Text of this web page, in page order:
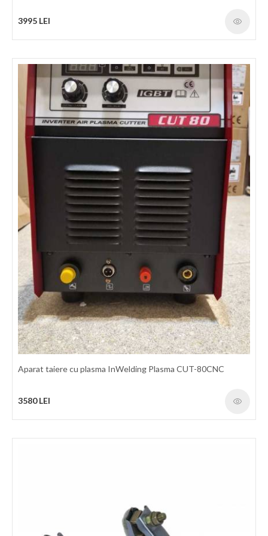
Aparat sudare IWeld HD 250LT
Denumire HEAVY DUTY 250 LT Tip invertor IGBT LCD + Arc
Force + Reglabilã Arc Force + Hot start - Anti Stick - CELL - LT
AWI (VRD) + LT pulse - Numar faze 1 Tensiune de alimentare
230V AC±15% , 50/60 Hz Curentul de intrare max/nominal
36.9A/28.6A Factorul de putere (cos fi) 0.93 Randament 88%
Raport sarcina de durata (10 min/40 °C) 230A @ 60% 178A @
100% Reglare curent de iesire MMA:20A-230A TIG:20A-230A
Tensiune de iesire nominalã 20.8V-29.2V Tensiune de mers în gol
MMA:80V TIG:20V Diametru electrozi 1.6-4.0mm Clasa de
izolatie F Grad de protectie IP21S Masa 8.5kg Dimensiuni
410X170X320mm
3070 LEI
detalii
3995 LEI
Aparat taiere cu plasma InWelding Plasma CUT-80CNC
3580 LEI